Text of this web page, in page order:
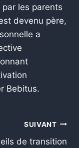
les parents
devenu père,
a
Bebitus.
SUIVANT
de transition